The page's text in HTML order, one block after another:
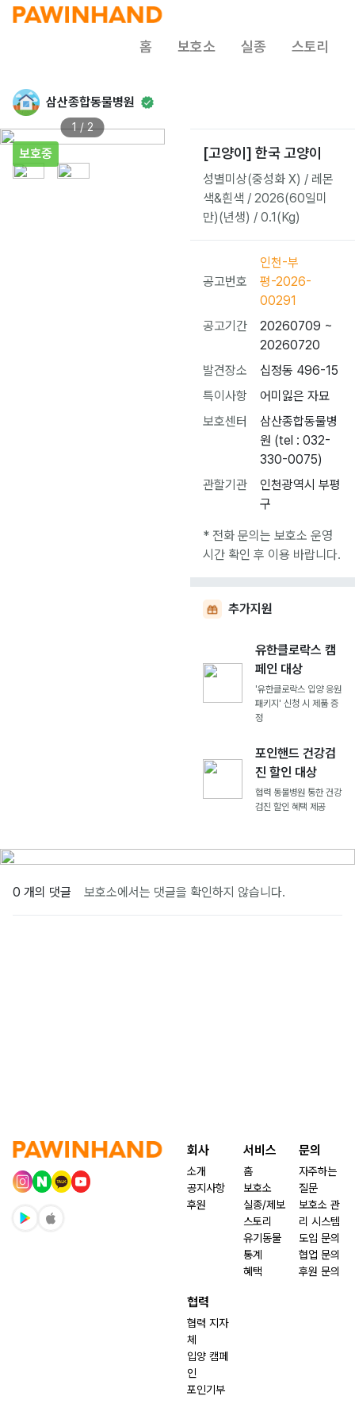
홈 보호소 실종 스토리
삼산종합동물병원
보호중
1 / 2
[고양이] 한국 고양이
성별미상(중성화 X) / 레몬
색&흰색 / 2026(60일미
만)(년생) / 0.1(Kg)
공고번호
인천-부
평-2026-
00291
공고기간
20260709 ~
20260720
발견장소
십정동 496-15
특이사항
어미잃은 자묘
보호센터
삼산종합동물병
원 (tel : 032-
330-0075)
관할기관
인천광역시 부평
구
* 전화 문의는 보호소 운영
시간 확인 후 이용 바랍니다.
추가지원
유한클로락스 캠
페인 대상
'유한클로락스 입양 응원
패키지' 신청 시 제품 증
정
포인핸드 건강검
진 할인 대상
협력 동물병원 통한 건강
검진 할인 혜택 제공
0 개의 댓글 보호소에서는 댓글을 확인하지 않습니다.
회사
소개
공지사항
후원
서비스
홈
보호소
실종/제보
스토리
유기동물
통계
혜택
문의
자주하는
질문
보호소 관
리 시스템
도입 문의
협업 문의
후원 문의
협력
협력 지자
체
입양 캠페
인
포인기부